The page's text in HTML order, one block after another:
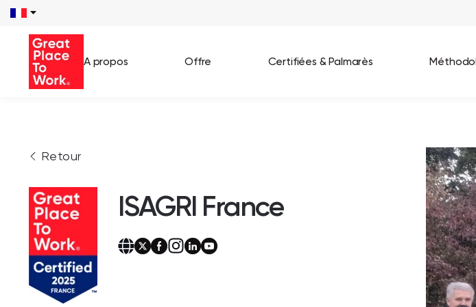
A propos Offre Certifiées & Palmarès
Best Workplaces
Great Place To
Best Workplaces
Best Workplaces
Tous nos palmarès
Retour
ISAGRI France